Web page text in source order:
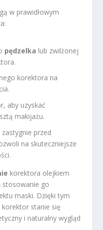
w prawidłowym
pędzelka lub zwilżonej
korektora na
aby uzyskać
makijażu.
przed
na skuteczniejsze
korektora olejkiem
stosowanie go
maski. Dzięki tym
korektor stanie się
i naturalny wygląd